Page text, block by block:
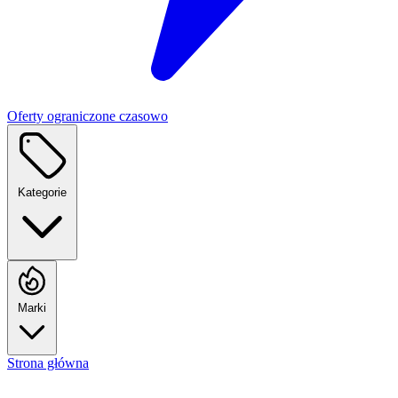
Oferty ograniczone czasowo
Kategorie
Marki
Strona główna